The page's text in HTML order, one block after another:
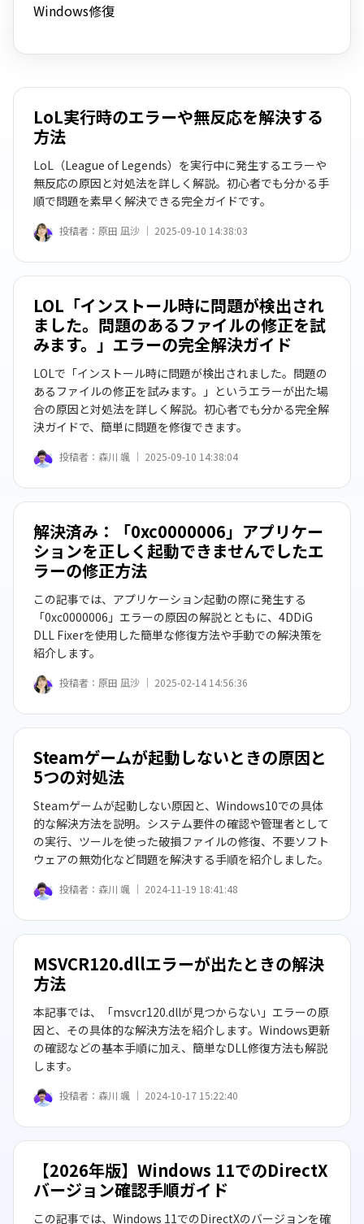
Windows修復
LoL実行時のエラーや無反応を解決する
方法
LoL（League of Legends）を実行中に発生するエラーや
無反応の原因と対処法を詳しく解説。初心者でも分かる手
順で問題を素早く解決できる完全ガイドです。
投稿者： 原田 凪沙 ｜ 2025-09-10 14:38:03
LOL「インストール時に問題が検出され
ました。問題のあるファイルの修正を試
みます。」エラーの完全解決ガイド
LOLで「インストール時に問題が検出されました。問題の
あるファイルの修正を試みます。」というエラーが出た場
合の原因と対処法を詳しく解説。初心者でも分かる完全解
決ガイドで、簡単に問題を修復できます。
投稿者： 森川 颯 ｜ 2025-09-10 14:38:04
解決済み：「0xc0000006」アプリケー
ションを正しく起動できませんでしたエ
ラーの修正方法
この記事では、アプリケーション起動の際に発生する
「0xc0000006」エラーの原因の解説とともに、4DDiG
DLL Fixerを使用した簡単な修復方法や手動での解決策を
紹介します。
投稿者： 原田 凪沙 ｜ 2025-02-14 14:56:36
Steamゲームが起動しないときの原因と
5つの対処法
Steamゲームが起動しない原因と、Windows10での具体
的な解決方法を説明。システム要件の確認や管理者として
の実行、ツールを使った破損ファイルの修復、不要ソフト
ウェアの無効化など問題を解決する手順を紹介しました。
投稿者： 森川 颯 ｜ 2024-11-19 18:41:48
MSVCR120.dllエラーが出たときの解決
方法
本記事では、「msvcr120.dllが見つからない」エラーの原
因と、その具体的な解決方法を紹介します。Windows更新
の確認などの基本手順に加え、簡単なDLL修復方法も解説
します。
投稿者： 森川 颯 ｜ 2024-10-17 15:22:40
【2026年版】Windows 11でのDirectX
バージョン確認手順ガイド
この記事では、Windows 11でのDirectXのバージョンを確